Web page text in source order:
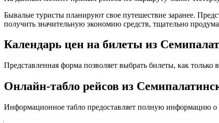
Бывалые туристы планируют свое путешествие заранее.
получить значительную экономию средств, тщательно
Календарь цен на билеты из
Представленная форма позволяет выбрать билеты, как
Онлайн-табло рейсов из
Информационное табло предоставляет полную информацию о